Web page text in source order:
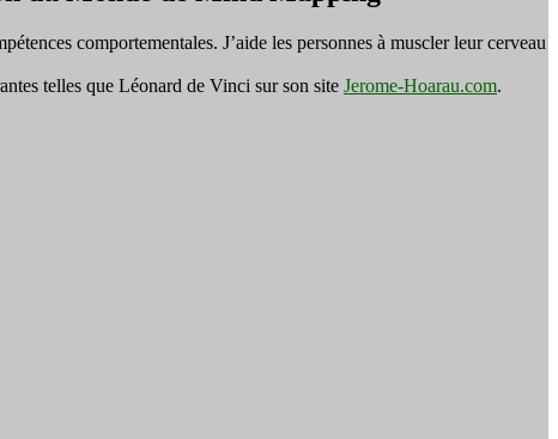
comportementales. J’aide les personnes à muscler leur cerveau
telles que Léonard de Vinci sur son site Jerome-Hoarau.com.